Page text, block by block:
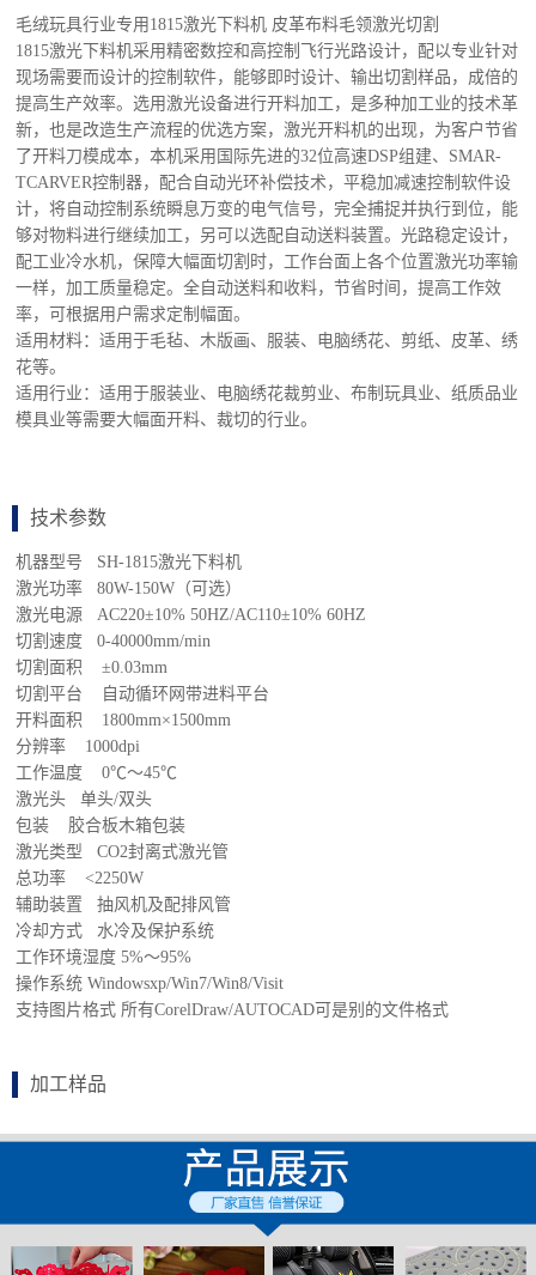
毛绒玩具行业专用1815激光下料机 皮革布料毛领激光切割
1815激光下料机采用精密数控和高控制飞行光路设计，配以专业针对
现场需要而设计的控制软件，能够即时设计、输出切割样品，成倍的
提高生产效率。选用激光设备进行开料加工，是多种加工业的技术革
新，也是改造生产流程的优选方案，激光开料机的出现，为客户节省
了开料刀模成本，本机采用国际先进的32位高速DSP组建、SMAR-
TCARVER控制器，配合自动光环补偿技术，平稳加减速控制软件设
计，将自动控制系统瞬息万变的电气信号，完全捕捉并执行到位，能
够对物料进行继续加工，另可以选配自动送料装置。光路稳定设计，
配工业冷水机，保障大幅面切割时，工作台面上各个位置激光功率输
一样，加工质量稳定。全自动送料和收料，节省时间，提高工作效
率，可根据用户需求定制幅面。
适用材料：适用于毛毡、木版画、服装、电脑绣花、剪纸、皮革、绣
花等。
适用行业：适用于服装业、电脑绣花裁剪业、布制玩具业、纸质品业
模具业等需要大幅面开料、裁切的行业。
技术参数
机器型号 SH-1815激光下料机
激光功率 80W-150W（可选）
激光电源 AC220±10% 50HZ/AC110±10% 60HZ
切割速度 0-40000mm/min
切割面积 ±0.03mm
切割平台 自动循环网带进料平台
开料面积 1800mm×1500mm
分辨率 1000dpi
工作温度 0℃～45℃
激光头 单头/双头
包装 胶合板木箱包装
激光类型 CO2封离式激光管
总功率 <2250W
辅助装置 抽风机及配排风管
冷却方式 水冷及保护系统
工作环境湿度 5%～95%
操作系统 Windowsxp/Win7/Win8/Visit
支持图片格式 所有CorelDraw/AUTOCAD可是别的文件格式
加工样品